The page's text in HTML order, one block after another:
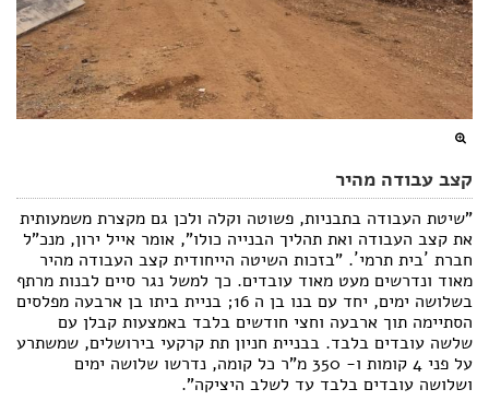
קצב עבודה מהיר
"שיטת העבודה בתבניות, פשוטה וקלה ולכן גם מקצרת משמעותית
את קצב העבודה ואת תהליך הבנייה כולו", אומר אייל ירון, מנכ"ל
חברת ´בית תרמי´. "בזכות השיטה הייחודית קצב העבודה מהיר
מאוד ונדרשים מעט מאוד עובדים. כך למשל נגר סיים לבנות מרתף
בשלושה ימים, יחד עם בנו בן ה 16; בניית ביתו בן ארבעה מפלסים
הסתיימה תוך ארבעה וחצי חודשים בלבד באמצעות קבלן עם
שלשה עובדים בלבד. בבניית חניון תת קרקעי בירושלים, שמשתרע
על פני 4 קומות ו- 350 מ"ר כל קומה, נדרשו שלושה ימים
ושלושה עובדים בלבד עד לשלב היציקה".